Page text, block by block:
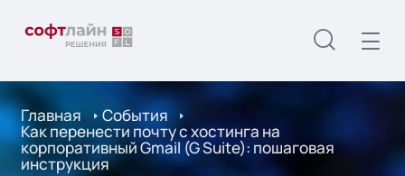
Главная События
Как перенести почту с хостинга на
корпоративный Gmail (G Suite): пошаговая
инструкция